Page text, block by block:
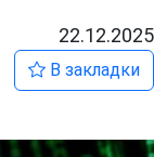
22.12.2025
В закладки